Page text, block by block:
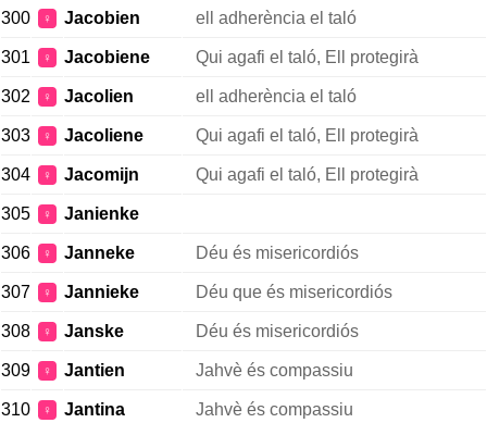
300 ♀ Jacobien ell adherència el taló
301 ♀ Jacobiene Qui agafi el taló, Ell protegirà
302 ♀ Jacolien ell adherència el taló
303 ♀ Jacoliene Qui agafi el taló, Ell protegirà
304 ♀ Jacomijn Qui agafi el taló, Ell protegirà
305 ♀ Janienke
306 ♀ Janneke Déu és misericordiós
307 ♀ Jannieke Déu que és misericordiós
308 ♀ Janske Déu és misericordiós
309 ♀ Jantien Jahvè és compassiu
310 ♀ Jantina Jahvè és compassiu